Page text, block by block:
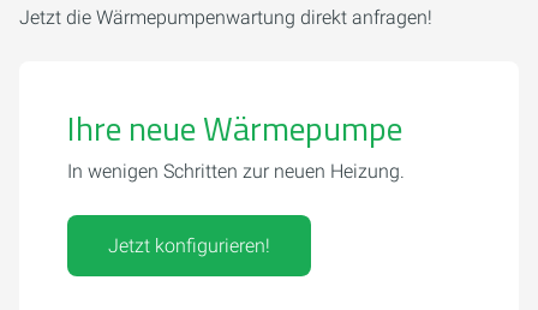
Jetzt die Wärmepumpenwartung direkt anfragen!
Ihre neue Wärmepumpe
In wenigen Schritten zur neuen Heizung.
Jetzt konfigurieren!